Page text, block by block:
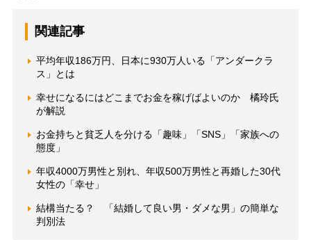
関連記事
平均年収186万円、日本に930万人いる「アンダークラ
ス」とは
幸せになるにはどこまでお金を稼げばよいのか 橘玲氏
が解説
お金持ちと貧乏人を分ける「趣味」「SNS」「家族への
態度」
年収4000万男性と別れ、年収500万男性と再婚した30代
女性の「幸せ」
結構当たる？ 「結婚して良い男・ダメな男」の簡単な
判別法